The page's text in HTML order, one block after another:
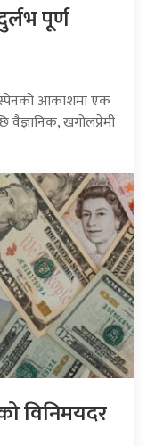
पूर्ण
स्पेनको आकाशमा एक
वैज्ञानिक, खगोलप्रेमी
विनिमयदर